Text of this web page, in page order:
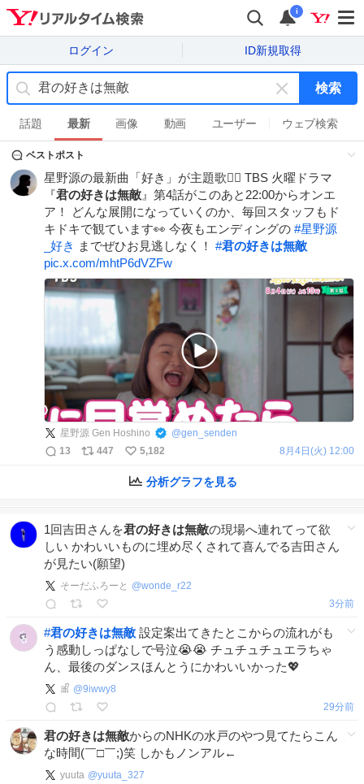
i
ログイン ID新規取得
キ
ー
ワ
ド
を
消
す
検索
話題 最新 画像 動画 ユーザー ウェブ検索
ベストポスト
星野源の最新曲「好き」が主題歌❤️‍🔥 TBS 火曜ドラマ
『君の好きは無敵 』第4話がこのあと22:00からオンエ
ア！ どんな展開になっていくのか、毎回スタッフもド
キドキで観ています👀 今夜もエンディングの #星野源
_好き までぜひお見逃しなく！ #君の好きは無敵
pic.x.com/mhtP6dVZFw
星野源 Gen Hoshino @gen_senden
13
447 5,182 8月4日(火) 12:00
分析グラフを見る
1回吉田さんを君の好きは無敵の現場へ連れてって欲
しい かわいいものに埋め尽くされて喜んでる吉田さん
が見たい(願望)
そーだふろーと @wonde_r22
3分前
#君の好きは無敵 設定案出てきたとこからの流れがも
う感動しっぱなしで号泣😭😭 チュチュチュエラちゃ
ん、最後のダンスほんとうにかわいいかった💖
🎀ᩚ @9iwwy8
29分前
君の好きは無敵からのNHKの水戸のやつ見てたらこん
な時間(￣□￣;)笑 しかもノンアル←
yuuta @yuuta_327